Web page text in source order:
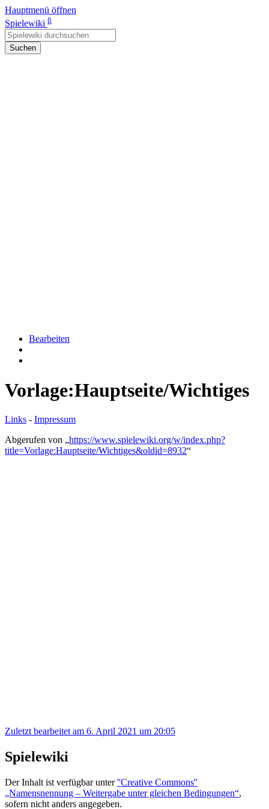
Hauptmenü öffnen
Spielewiki β
Suchen
Bearbeiten
Vorlage:Hauptseite/Wichtiges
Links - Impressum
Abgerufen von „https://www.spielewiki.org/w/index.php?
title=Vorlage:Hauptseite/Wichtiges&oldid=8932“
Zuletzt bearbeitet am 6. April 2021 um 20:05
Spielewiki
Der Inhalt ist verfügbar unter''Creative Commons''
„Namensnennung – Weitergabe unter gleichen Bedingungen“,
sofern nicht anders angegeben.